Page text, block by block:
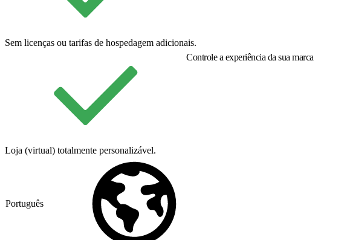
Sem licenças ou tarifas de hospedagem adicionais.
Controle a experiência da sua marca
Loja (virtual) totalmente personalizável.
Português